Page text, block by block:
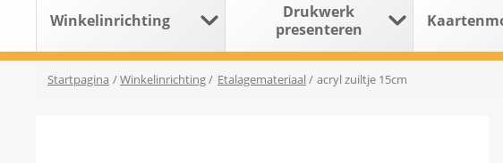
Winkelinrichting
Drukwerk
presenteren
Startpagina /Winkelinrichting/ Etalagemateriaal / acryl zuiltje 15cm